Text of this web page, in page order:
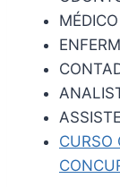
MÉDICO
CURSO